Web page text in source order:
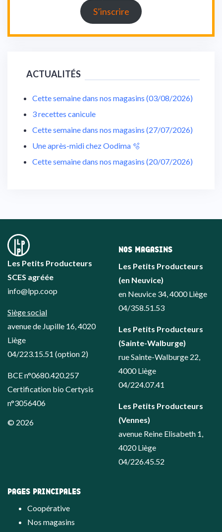
S’inscrire
ACTUALITÉS
Cette semaine dans nos magasins (03/08/2026)
3 recettes canicule
Cette semaine dans nos magasins (27/07/2026)
Une après-midi chez Oodima 🫧
Cette semaine dans nos magasins (20/07/2026)
Les Petits Producteurs
SCES agréée
info@lpp.coop
Siège social
avenue de Jupille 16, 4020
Liège
04/223.15.51 (option 2)
BCE n°0680.420.257
Certification bio Certysis
n°3056406
© 2026
NOS MAGASINS
Les Petits Producteurs
(en Neuvice)
en Neuvice 34, 4000 Liège
04/358.51.53
Les Petits Producteurs
(Sainte-Walburge)
rue Sainte-Walburge 22,
4000 Liège
04/224.07.41
Les Petits Producteurs
(Vennes)
avenue Reine Elisabeth 1,
4020 Liège
04/226.45.52
PAGES PRINCIPALES
Coopérative
Nos magasins